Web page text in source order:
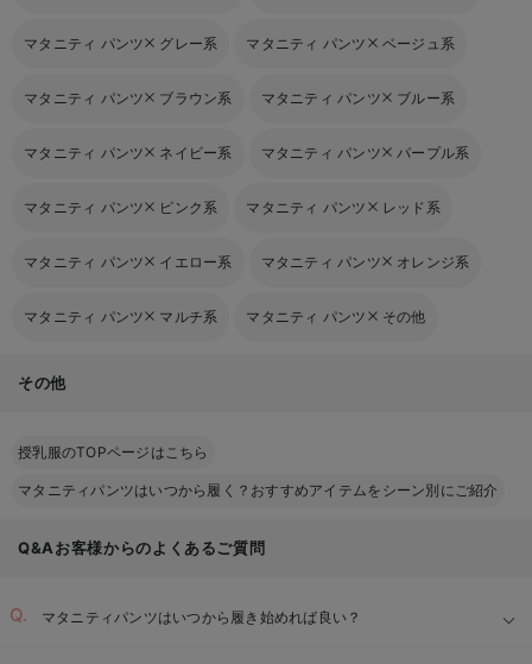
マタニティ パンツ グレー系 マタニティ パンツ ベージュ系
マタニティ パンツ ブラウン系 マタニティ パンツ ブルー系
マタニティ パンツ ネイビー系 マタニティ パンツ パープル系
マタニティ パンツ ピンク系 マタニティ パンツ レッド系
マタニティ パンツ イエロー系 マタニティ パンツ オレンジ系
マタニティ パンツ マルチ系 マタニティ パンツ その他
その他
授乳服のTOPページはこちら
マタニティパンツはいつから履く？おすすめアイテムをシーン別にご紹介
Q&Aお客様からのよくあるご質問
マタニティパンツはいつから履き始めれば良い？